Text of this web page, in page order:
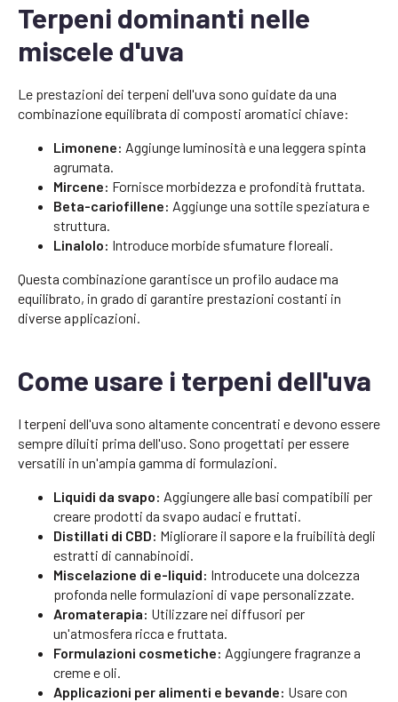
Terpeni dominanti nelle
miscele d'uva
Le prestazioni dei terpeni dell'uva sono guidate da una
combinazione equilibrata di composti aromatici chiave:
Limonene: Aggiunge luminosità e una leggera spinta
agrumata.
Mircene: Fornisce morbidezza e profondità fruttata.
Beta-cariofillene: Aggiunge una sottile speziatura e
struttura.
Linalolo: Introduce morbide sfumature floreali.
Questa combinazione garantisce un profilo audace ma
equilibrato, in grado di garantire prestazioni costanti in
diverse applicazioni.
Come usare i terpeni dell'uva
I terpeni dell'uva sono altamente concentrati e devono essere
sempre diluiti prima dell'uso. Sono progettati per essere
versatili in un'ampia gamma di formulazioni.
Liquidi da svapo: Aggiungere alle basi compatibili per
creare prodotti da svapo audaci e fruttati.
Distillati di CBD: Migliorare il sapore e la fruibilità degli
estratti di cannabinoidi.
Miscelazione di e-liquid: Introducete una dolcezza
profonda nelle formulazioni di vape personalizzate.
Aromaterapia: Utilizzare nei diffusori per
un'atmosfera ricca e fruttata.
Formulazioni cosmetiche: Aggiungere fragranze a
creme e oli.
Applicazioni per alimenti e bevande: Usare con